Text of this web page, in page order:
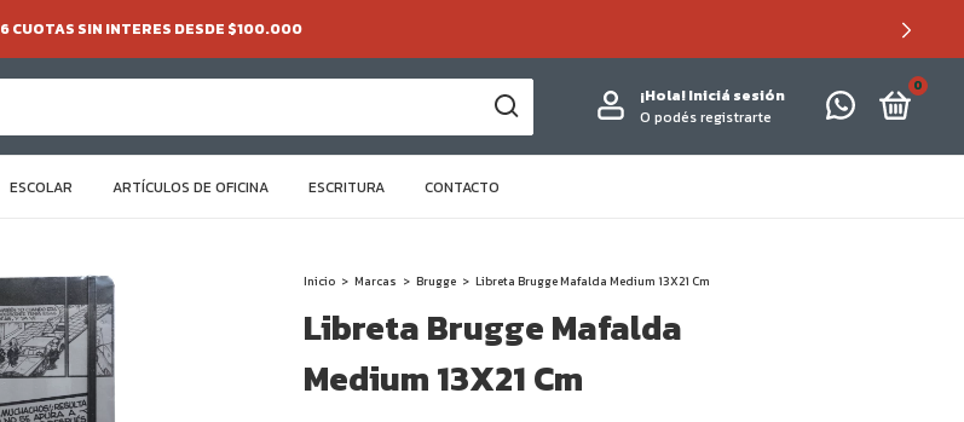
6 CUOTAS SIN INTERES DESDE $100.000
¡Hola!Iniciá sesión
O podés registrarte
0
ESCOLAR ARTÍCULOS DE OFICINA ESCRITURA CONTACTO
Inicio > Marcas > Brugge > Libreta Brugge Mafalda Medium 13X21 Cm
Libreta Brugge Mafalda
Medium 13X21 Cm